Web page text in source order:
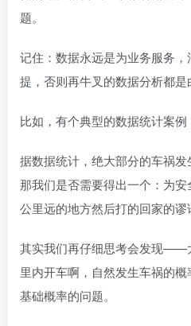
题。
记住：数据永远是为业务服务
提，否则再牛叉的数据分析都是
比如，有个典型的数据统计案例
据数据统计，绝大部分的车祸发
那我们是否需要得出一个：为
公里远的地方然后打的回家的谬
其实我们再仔细思考会发现——
里内开车啊，自然发生车祸的
基础概率的问题。